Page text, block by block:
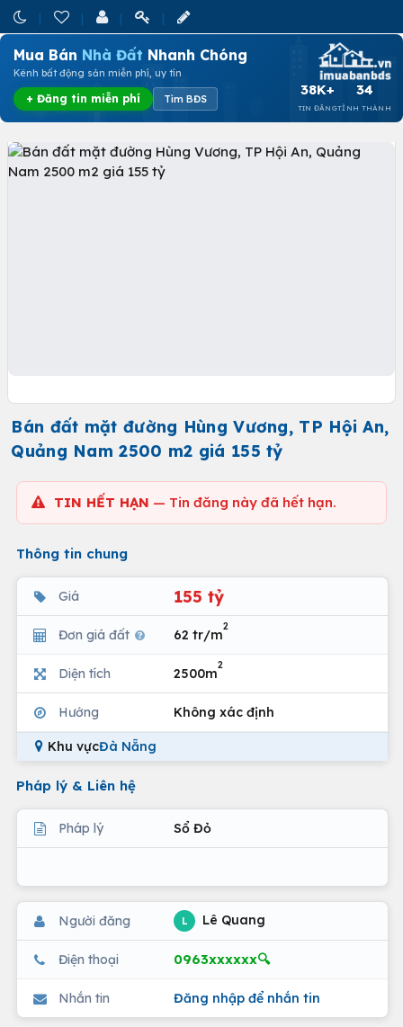
Mua Bán Nhà Đất Nhanh Chóng
Kênh bất động sản miễn phí, uy tín
+ Đăng tin miễn phí Tìm BĐS
38K+
TIN ĐĂNG
34
TỈNH THÀNH
Bán đất mặt đường Hùng Vương, TP Hội An,
Quảng Nam 2500 m2 giá 155 tỷ
TIN HẾT HẠN — Tin đăng này đã hết hạn.
Thông tin chung
Giá 155 tỷ
Đơn giá đất 62 tr/m
2
Diện tích 2500m
2
Hướng Không xác định
Khu vựcĐà Nẵng
Pháp lý & Liên hệ
Pháp lý Sổ Đỏ
Người đăng L Lê Quang
Điện thoại 0963xxxxxx🔍
Nhắn tin Đăng nhập để nhắn tin